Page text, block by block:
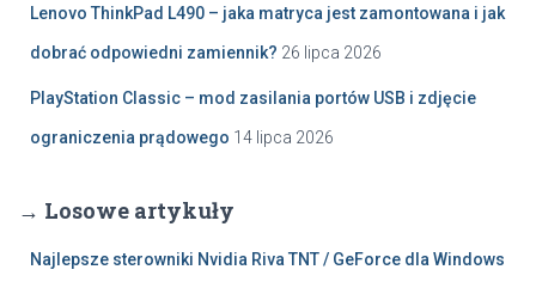
Lenovo ThinkPad L490 – jaka matryca jest zamontowana i jak
dobrać odpowiedni zamiennik? 26 lipca 2026
PlayStation Classic – mod zasilania portów USB i zdjęcie
ograniczenia prądowego 14 lipca 2026
→ Losowe artykuły
Najlepsze sterowniki Nvidia Riva TNT / GeForce dla Windows